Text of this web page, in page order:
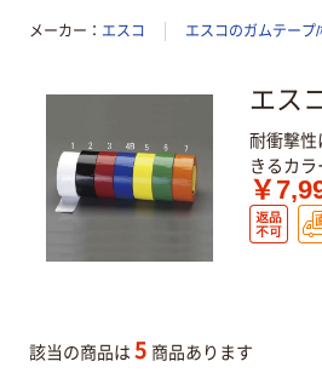
メーカー エスコ エスコのガムテープ
エス
耐衝撃性
きるカラ
￥
該当の商品は 5 商品あります